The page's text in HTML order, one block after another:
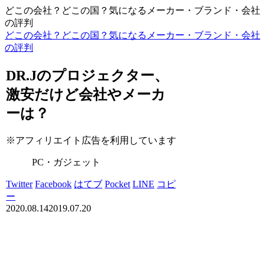
どこの会社？どこの国？気になるメーカー・ブランド・会社
の評判
どこの会社？どこの国？気になるメーカー・ブランド・会社
の評判
DR.Jのプロジェクター、
激安だけど会社やメーカ
ーは？
※アフィリエイト広告を利用しています
PC・ガジェット
Twitter Facebook はてブ Pocket LINE コピ
ー
2020.08.142019.07.20